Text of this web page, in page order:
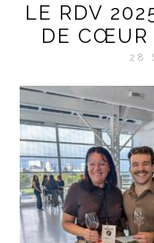
LE RDV
DE CŒUR
28